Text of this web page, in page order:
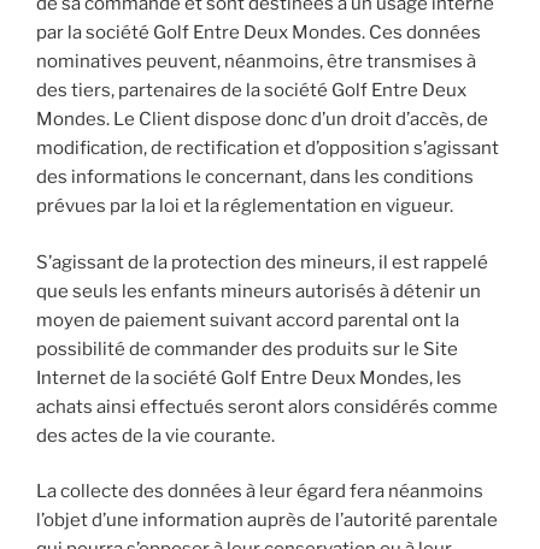
par la société Golf Entre Deux Mondes. Ces données
nominatives peuvent, néanmoins, être transmises à
des tiers, partenaires de la société Golf Entre Deux
Mondes. Le Client dispose donc d’un droit d’accès, de
modification, de rectification et d’opposition s’agissant
des informations le concernant, dans les conditions
prévues par la loi et la réglementation en vigueur.
S’agissant de la protection des mineurs, il est rappelé
que seuls les enfants mineurs autorisés à détenir un
moyen de paiement suivant accord parental ont la
possibilité de commander des produits sur le Site
Internet de la société Golf Entre Deux Mondes, les
achats ainsi effectués seront alors considérés comme
des actes de la vie courante.
La collecte des données à leur égard fera néanmoins
l’objet d’une information auprès de l’autorité parentale